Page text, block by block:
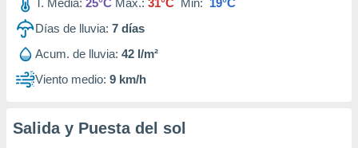
T. Media: 25°C Max.: 31°C Min: 19°C
Días de lluvia: 7 días
Acum. de lluvia: 42 l/m²
Viento medio: 9 km/h
Salida y Puesta del sol